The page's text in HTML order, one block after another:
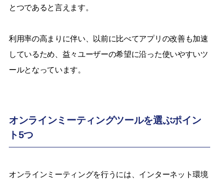
とつであると言えます。
利用率の高まりに伴い、以前に比べてアプリの改善も加速
しているため、益々ユーザーの希望に沿った使いやすいツ
ールとなっています。
オンラインミーティングツールを選ぶポイン
ト5つ
オンラインミーティングを行うには、インターネット環境